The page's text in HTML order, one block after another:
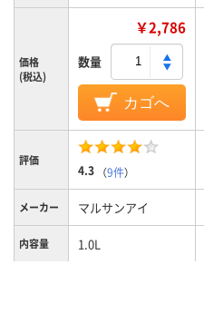
価格
(税込)
￥2,786
数量
カゴへ
評価
4.3 （9件）
メーカー マルサンアイ
内容量 1.0L